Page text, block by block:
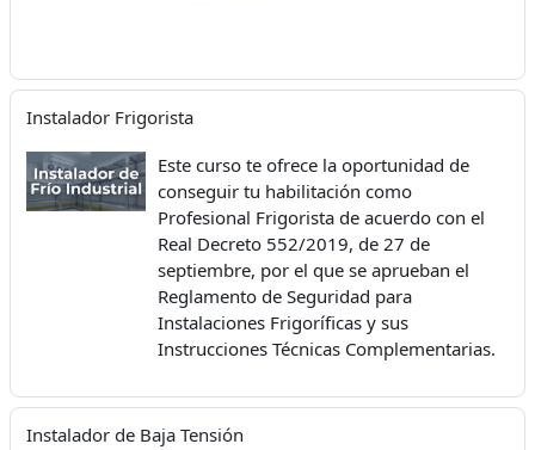
Instalador Frigorista
Este curso te ofrece la oportunidad de
conseguir tu habilitación como
Profesional Frigorista de acuerdo con el
Real Decreto 552/2019, de 27 de
septiembre, por el que se aprueban el
Reglamento de Seguridad para
Instalaciones Frigoríficas y sus
Instrucciones Técnicas Complementarias.
Instalador de Baja Tensión